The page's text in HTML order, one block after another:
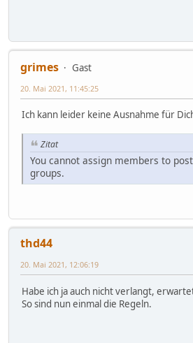
grimes
Gast
20. Mai 2021, 11:45:25
Ich kann leider keine Ausnahme für
Zitat
You cannot assign members to
groups.
thd44
20. Mai 2021, 12:06:19
Habe ich ja auch nicht verlangt,
So sind nun einmal die Regeln.